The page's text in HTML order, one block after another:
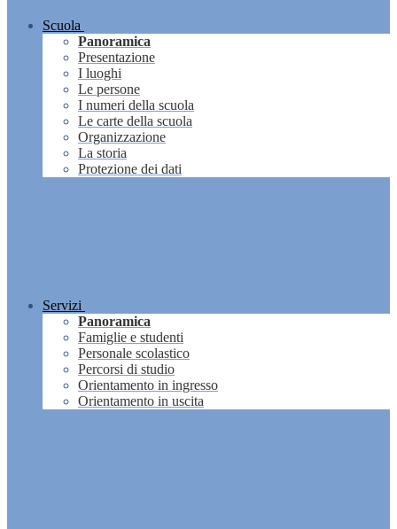
Scuola
Panoramica
Presentazione
I luoghi
Le persone
I numeri della scuola
Le carte della scuola
Organizzazione
La storia
Protezione dei dati
Servizi
Panoramica
Famiglie e studenti
Personale scolastico
Percorsi di studio
Orientamento in ingresso
Orientamento in uscita